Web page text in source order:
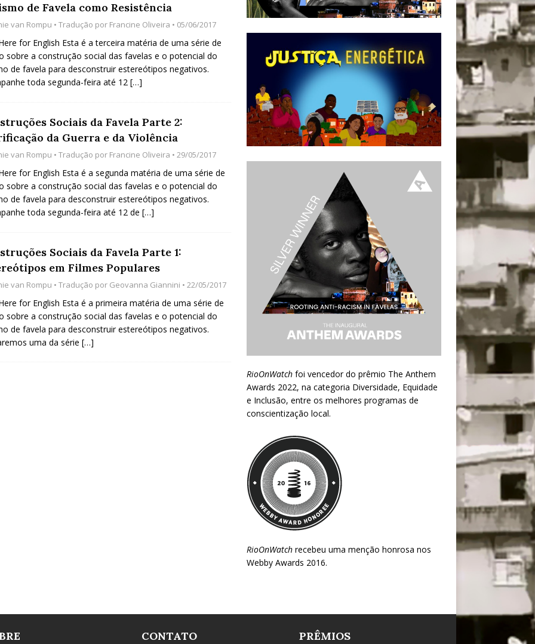
de Favela como Resistência
van Rompu • Tradução por Francine Oliveira • 05/06/2017
for English Esta é a terceira matéria de uma série de
sobre a construção social das favelas e o potencial do
de favela para desconstruir estereótipos negativos.
toda segunda-feira até 12 […]
Sociais da Favela Parte 2:
da Guerra e da Violência
van Rompu • Tradução por Francine Oliveira • 29/05/2017
for English Esta é a segunda matéria de uma série de
sobre a construção social das favelas e o potencial do
de favela para desconstruir estereótipos negativos.
toda segunda-feira até 12 de […]
Sociais da Favela Parte 1:
em Filmes Populares
van Rompu • Tradução por Geovanna Giannini • 22/05/2017
for English Esta é a primeira matéria de uma série de
sobre a construção social das favelas e o potencial do
de favela para desconstruir estereótipos negativos.
uma da série […]
RioOnWatchfoi vencedor do prêmio The Anthem
Awards 2022, na categoria Diversidade, Equidade
e Inclusão, entre os melhores programas de
conscientização local.
RioOnWatchrecebeu uma menção honrosa nos
Webby Awards 2016.
CONTATO PRÊMIOS